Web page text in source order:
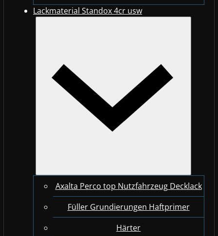
Lackmaterial Standox 4cr usw
Axalta Perco top Nutzfahrzeug Decklack
Füller Grundierungen Haftprimer
Härter